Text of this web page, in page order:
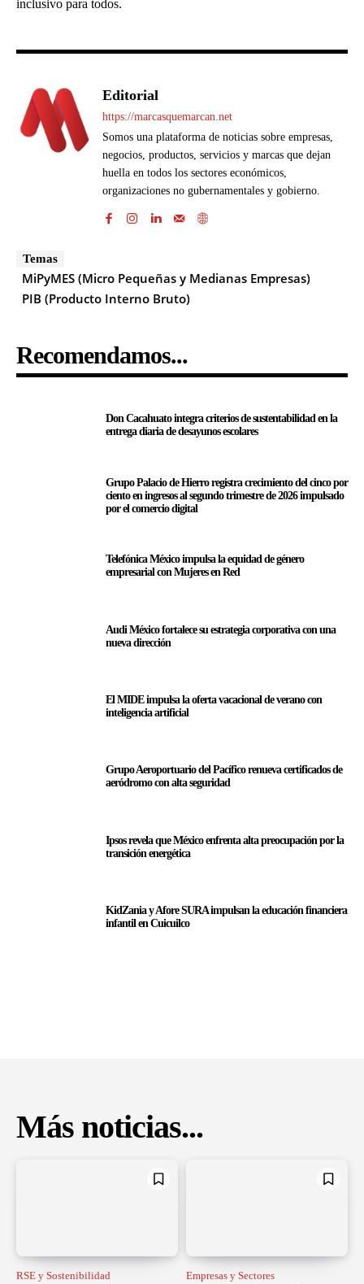
inclusivo para todos.
Editorial
https://marcasquemarcan.net
Somos una plataforma de noticias sobre empresas,
negocios, productos, servicios y marcas que dejan
huella en todos los sectores económicos,
organizaciones no gubernamentales y gobierno.
Temas
MiPyMES (Micro Pequeñas y Medianas Empresas)
PIB (Producto Interno Bruto)
Recomendamos...
Don Cacahuato integra criterios de sustentabilidad en la
entrega diaria de desayunos escolares
Grupo Palacio de Hierro registra crecimiento del cinco por
ciento en ingresos al segundo trimestre de 2026 impulsado
por el comercio digital
Telefónica México impulsa la equidad de género
empresarial con Mujeres en Red
Audi México fortalece su estrategia corporativa con una
nueva dirección
El MIDE impulsa la oferta vacacional de verano con
inteligencia artificial
Grupo Aeroportuario del Pacífico renueva certificados de
aeródromo con alta seguridad
Ipsos revela que México enfrenta alta preocupación por la
transición energética
KidZania y Afore SURA impulsan la educación financiera
infantil en Cuicuilco
Más noticias...
RSE y Sostenibilidad Empresas y Sectores